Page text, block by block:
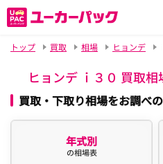
トップ
買取 相場 ヒョンデ
ヒョンデ ｉ３０ 買取
買取・下取り相場をお調べ
年式別
の相場表